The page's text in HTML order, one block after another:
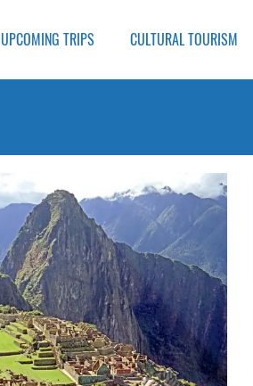
UPCOMING TRIPS CULTURAL TOURISM